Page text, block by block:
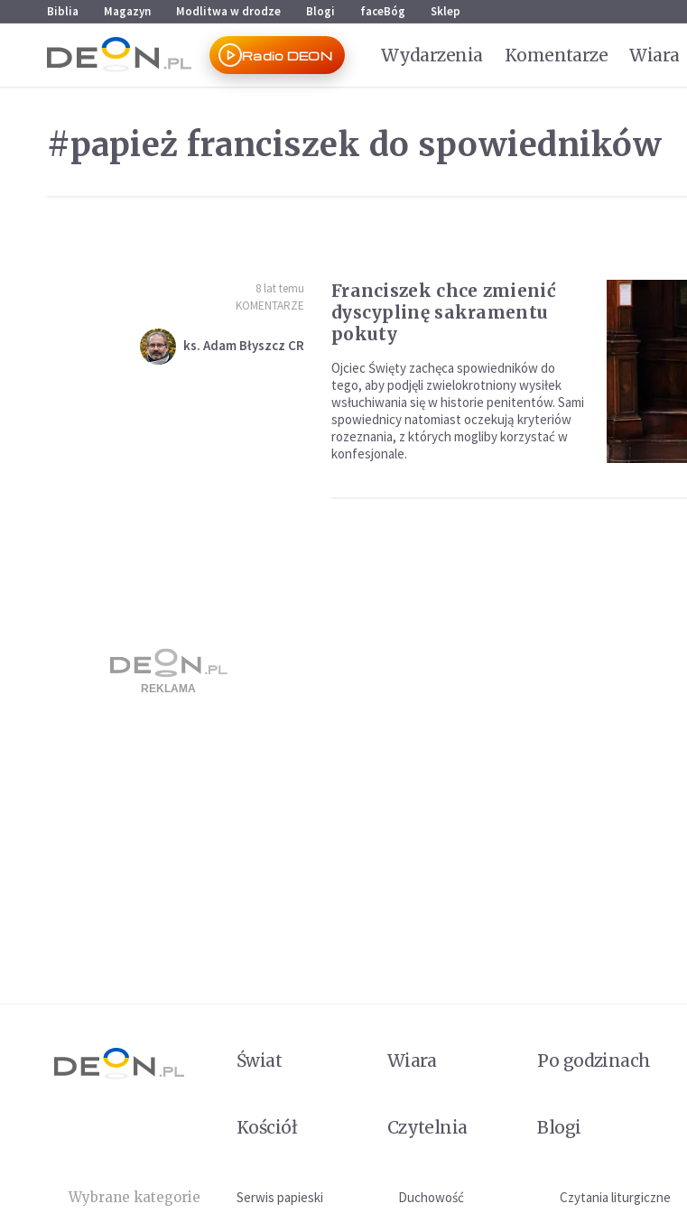
Przejdź do menu głównego
Przejdź do treści
Biblia Magazyn Modlitwa w drodze Blogi faceBóg Sklep
Radio DEON Wydarzenia Komentarze Wiara
#papież franciszek do spowiedników
8 lat temu
KOMENTARZE
ks. Adam Błyszcz CR
Franciszek chce zmienić
dyscyplinę sakramentu
pokuty
Ojciec Święty zachęca spowiedników do
tego, aby podjęli zwielokrotniony wysiłek
wsłuchiwania się w historie penitentów. Sami
spowiednicy natomiast oczekują kryteriów
rozeznania, z których mogliby korzystać w
konfesjonale.
Świat Wiara Po godzinach
Kościół
Czytelnia Blogi
Wybrane kategorie Serwis papieski Duchowość Czytania liturgiczne